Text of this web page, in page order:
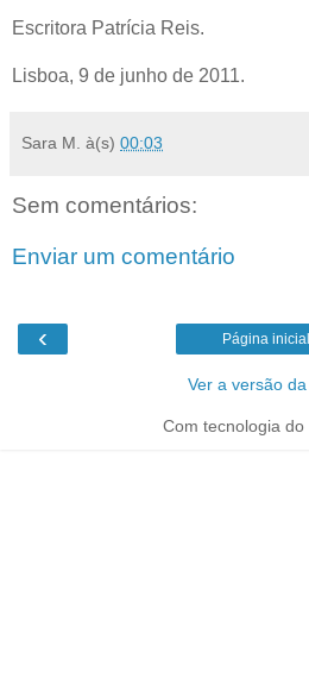
Escritora Patrícia Reis.
Lisboa, 9 de junho de 2011.
Sara M. à(s) 00:03
Sem comentários:
Enviar um comentário
‹ Página inicial
Ver a versão
Com tecnologia do